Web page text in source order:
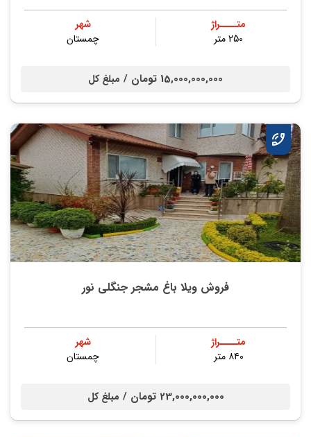
متــــراژ
250 متر
شهر
چمستان
15,000,000,000 تومان / مبلغ کل
فروش ویلا باغ مشجر جنگلی نور
متــــراژ
۸۴۰ متر
شهر
چمستان
23,000,000,000 تومان / مبلغ کل